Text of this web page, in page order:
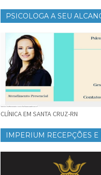
PSICOLOGA A SEU
CLÍNICA EM SANTA CRUZ-RN
IMPERIUM RECEPÇÕES E